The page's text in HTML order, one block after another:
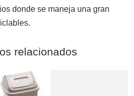
donde se maneja una gran
relacionados